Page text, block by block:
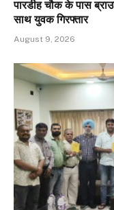
पारडीह चौक के पास
साथ युवक गिरफ्तार
August 9, 2026